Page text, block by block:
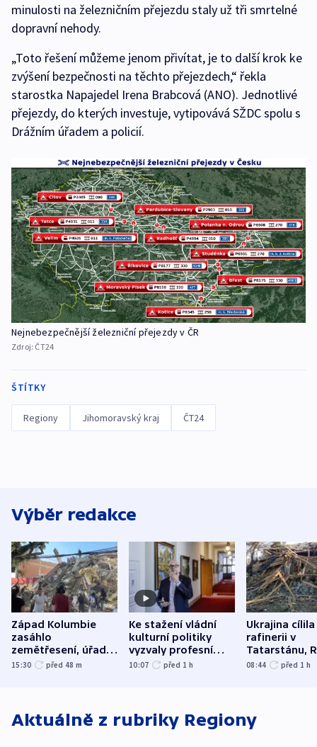
minulosti na železničním přejezdu staly už tři smrtelné
dopravní nehody.
„Toto řešení můžeme jenom přivítat, je to další krok ke
zvýšení bezpečnosti na těchto přejezdech,“ řekla
starostka Napajedel Irena Brabcová (ANO). Jednotlivé
přejezdy, do kterých investuje, vytipovává SŽDC spolu s
Drážním úřadem a policií.
Nejnebezpečnější železniční přejezdy v ČR
Zdroj: ČT24
ŠTÍTKY
Regiony Jihomoravský kraj ČT24
Výběr redakce
Západ Kolumbie
zasáhlo
zemětřesení, úřady
hlásí přes sto obětí
15:30 před 48 m
Ke stažení vládní
kulturní politiky
vyzvaly profesní
organizace, spolky i
10:07 před 1 h
Ukrajina cílila
rafinerii v
Tatarstánu,
útočilo na
08:44 před 1 h
Aktuálně z rubriky Regiony